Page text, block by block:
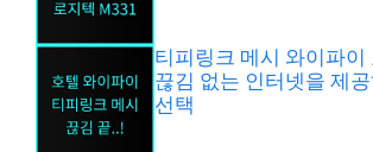
티피링크 메시 와이파이
끊김 없는 인터넷을 제
선택